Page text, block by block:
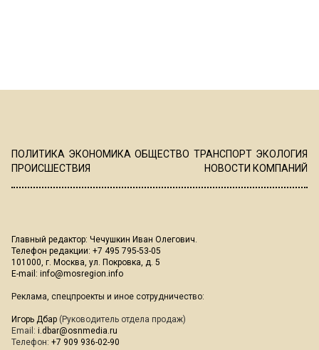
ПОЛИТИКА ЭКОНОМИКА ОБЩЕСТВО ТРАНСПОРТ ЭКОЛОГИЯ
ПРОИСШЕСТВИЯ
НОВОСТИ КОМПАНИЙ
Главный редактор: Чечушкин Иван Олегович.
Телефон редакции: +7 495 795-53-05
101000, г. Москва, ул. Покровка, д. 5
E-mail: info@mosregion.info
Реклама, спецпроекты и иное сотрудничество:
Игорь Дбар (Руководитель отдела продаж)
Email: i.dbar@osnmedia.ru
Телефон: +7 909 936-02-90